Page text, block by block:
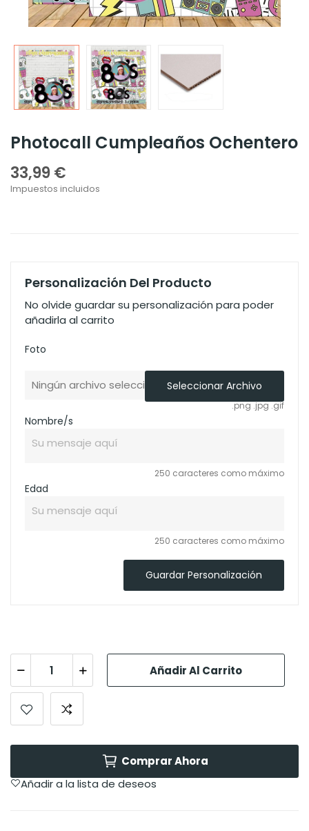
Photocall Cumpleaños Ochentero
33,99 €
Impuestos incluidos
Personalización Del Producto
No olvide guardar su personalización para poder
añadirla al carrito
Foto
Ningún archivo seleccionadoSeleccionar Archivo
.png .jpg .gif
Nombre/s
250 caracteres como máximo
Edad
250 caracteres como máximo
Guardar Personalización
Añadir Al Carrito
Comprar Ahora
Añadir a la lista de deseos